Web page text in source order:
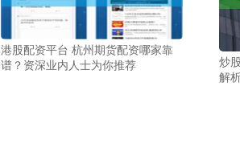
港股配资平台 杭州期货配资哪家靠
谱？资深业内人士为你推荐
炒
解